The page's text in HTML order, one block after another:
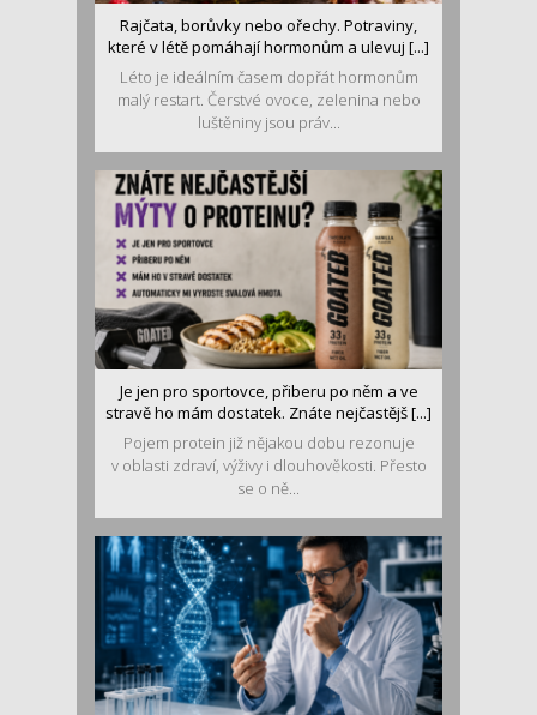
Rajčata, borůvky nebo ořechy. Potraviny,
které v létě pomáhají hormonům a ulevuj [...]
Léto je ideálním časem dopřát hormonům
malý restart. Čerstvé ovoce, zelenina nebo
luštěniny jsou práv...
Je jen pro sportovce, přiberu po něm a ve
stravě ho mám dostatek. Znáte nejčastějš [...]
Pojem protein již nějakou dobu rezonuje
v oblasti zdraví, výživy i dlouhověkosti. Přesto
se o ně...